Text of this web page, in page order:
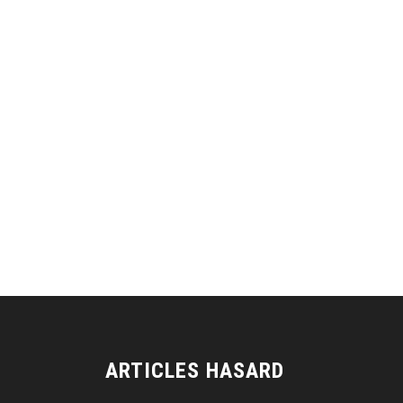
ARTICLES HASARD